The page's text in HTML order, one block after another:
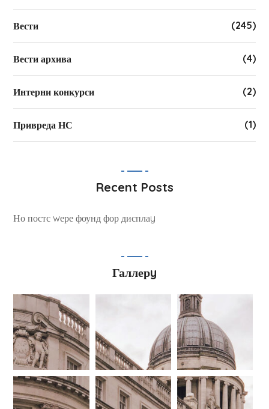
Вести (245)
Вести архива (4)
Интерни конкурси (2)
Привреда НС (1)
Recent Posts
Но постс wере фоунд фор дисплаy
Галлерy